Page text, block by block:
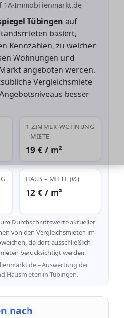
1A-Immobilienmarkt.de
Tübingen auf
basiert,
Kennzahlen, zu welchen
Wohnungen und
angeboten werden.
Vergleichsmiete
besser
1-ZIMMER-WOHNUNG
– MIETE
19 € / m²
HAUS – MIETE (Ø)
12 € / m²
Durchschnittswerte aktueller
von den Vergleichsmieten im
da dort ausschließlich
berücksichtigt werden.
– Auswertung der
Hausmieten in Tübingen.
nach